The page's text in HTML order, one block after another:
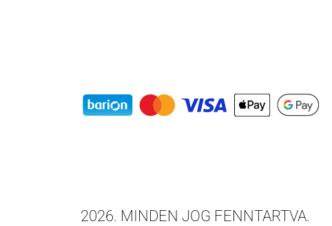
2026. MINDEN JOG FENNTARTVA.